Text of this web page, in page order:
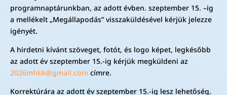
programnaptárunkban, az adott évben. szeptember 15. –ig
a mellékelt „Megállapodás” visszaküldésével kérjük jelezze
igényét.
A hirdetni kívánt szöveget, fotót, és logo képet, legkésőbb
az adott év szeptember 15.-ig kérjük megküldeni az
2026mhkk@gmail.com címre.
Korrektúrára az adott év szeptember 15.-ig lesz lehetőség.